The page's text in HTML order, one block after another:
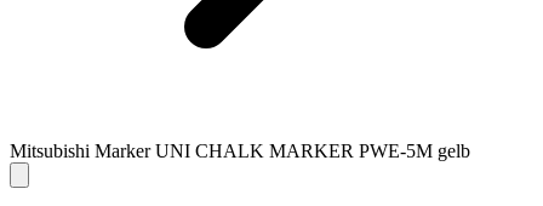
Mitsubishi Marker UNI CHALK MARKER PWE-5M gelb